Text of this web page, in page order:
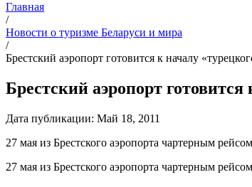
Главная
/
Новости о туризме Беларуси и мира
/
Брестский аэропорт готовится к началу
Брестский аэропорт готовится
Дата публикации: Май 18, 2011
27 мая из Брестского аэропорта чартерным
27 мая из Брестского аэропорта чартерным